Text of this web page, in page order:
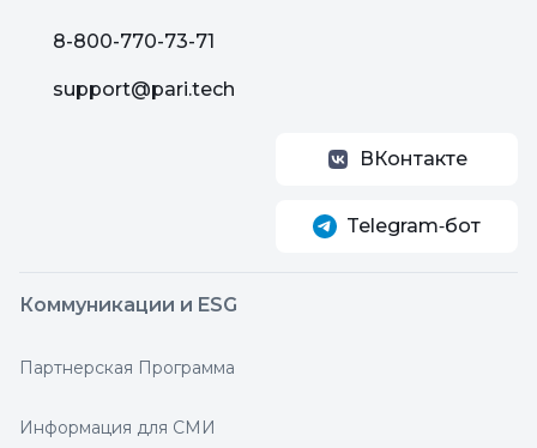
8-800-770-73-71
support@pari.tech
ВКонтакте
Telegram‑бот
Коммуникации и ESG
Партнерская Программа
Информация для СМИ